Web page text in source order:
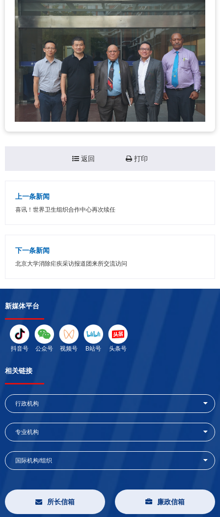
返回 打印
上一条新闻
喜讯！世界卫生组织合作中心再次续任
下一条新闻
北京大学消除疟疾采访报道团来所交流访问
新媒体平台
抖音号 公众号 视频号 B站号 头条号
相关链接
行政机构
专业机构
国际机构/组织
所长信箱 廉政信箱